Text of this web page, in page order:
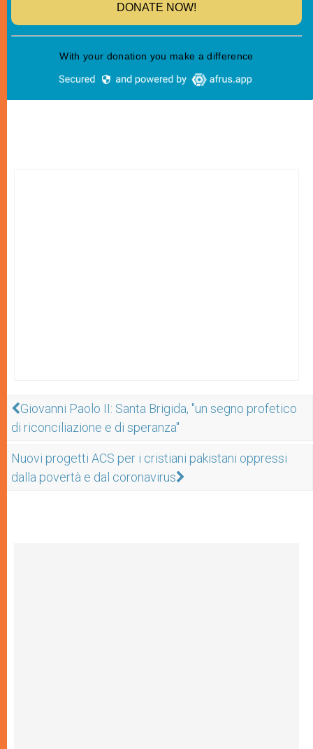
Giovanni Paolo II: Santa Brigida, "un segno profetico
di riconciliazione e di speranza"
Nuovi progetti ACS per i cristiani pakistani oppressi
dalla povertà e dal coronavirus